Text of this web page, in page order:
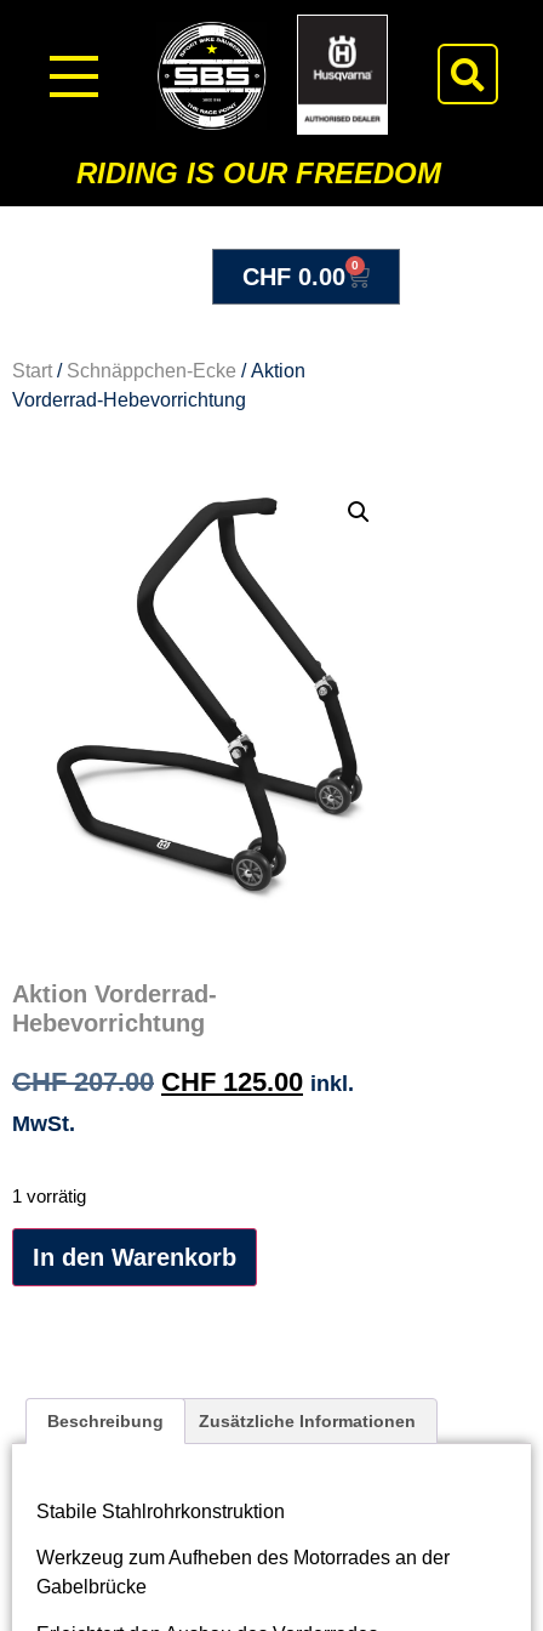
RIDING IS OUR FREEDOM
CHF 0.00 0
Start / Schnäppchen-Ecke / Aktion
Vorderrad-Hebevorrichtung
Aktion Vorderrad-
Hebevorrichtung
CHF207.00 CHF 125.00 inkl.
MwSt.
1 vorrätig
In den Warenkorb
Beschreibung Zusätzliche Informationen
Stabile Stahlrohrkonstruktion
Werkzeug zum Aufheben des Motorrades an der
Gabelbrücke